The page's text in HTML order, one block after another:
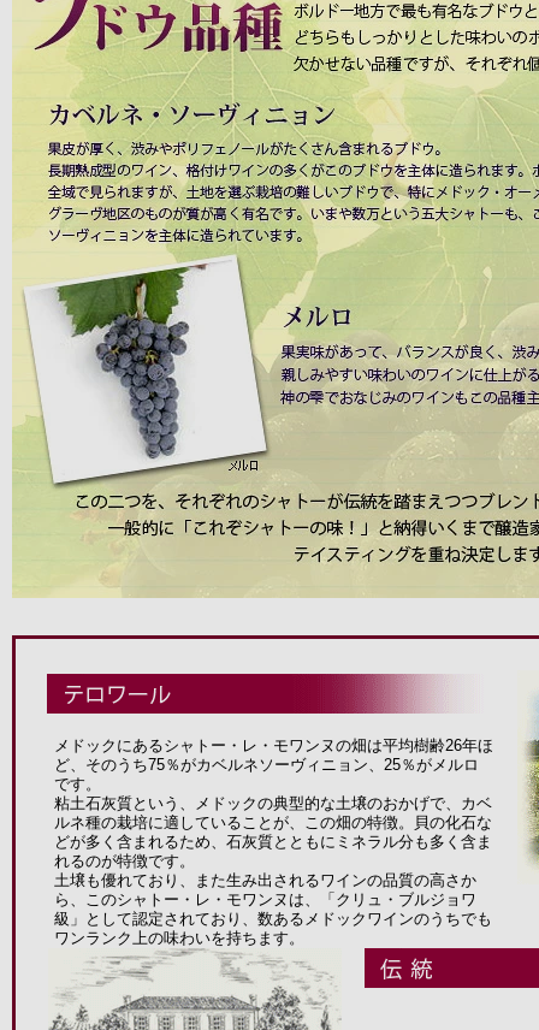
メドックにあるシャトー・レ・モワンヌの畑は平均樹齢26年ほ
ど、そのうち75％がカベルネソーヴィニョン、25％がメルロ
です。
粘土石灰質という、メドックの典型的な土壌のおかげで、カベ
ルネ種の栽培に適していることが、この畑の特徴。貝の化石な
どが多く含まれるため、石灰質とともにミネラル分も多く含ま
れるのが特徴です。
土壌も優れており、また生み出されるワインの品質の高さか
ら、このシャトー・レ・モワンヌは、「クリュ・ブルジョワ
級」として認定されており、数あるメドックワインのうちでも
ワンランク上の味わいを持ちます。